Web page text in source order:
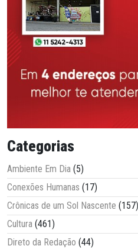
Categorias
Ambiente Em Dia (5)
Conexões Humanas (17)
Crônicas de um Sol Nascente (157)
Cultura (461)
Direto da Redação (44)